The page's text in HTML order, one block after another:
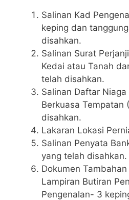
Salinan Kad
keping dan
disahkan.
Salinan Surat
Kedai atau Tanah
telah disahkan.
Salinan Daftar Niaga
Berkuasa Tempatan
disahkan.
Lakaran Lokasi
Salinan Penyata
yang telah disahkan.
Dokumen
Lampiran Butiran
Pengenalan- 3